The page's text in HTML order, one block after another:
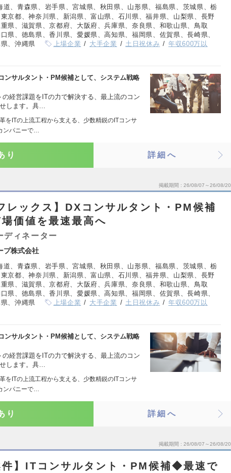
道、青森県、岩手県、宮城県、秋田県、山形県、福島県、茨城県、栃
京都、神奈川県、新潟県、富山県、石川県、福井県、山梨県、長野
県、滋賀県、京都府、大阪府、兵庫県、奈良県、和歌山県、鳥取
県、徳島県、香川県、愛媛県、高知県、福岡県、佐賀県、長崎県、
、沖縄県
上場企業 大手企業 土日祝休み
年収600万以
ンサルタント・PM候補として、システム戦略
経営課題をITの力で解決する、最上流のコン
します。具…
をITの上流工程から支える、少数精鋭のITコンサ
ンパニーで…
り 詳細へ
掲載期間 26/08/07～26/08/20
レックス】DXコンサルタント・PM候補
価値を最速最高へ
ディネーター
プ株式会社
道、青森県、岩手県、宮城県、秋田県、山形県、福島県、茨城県、栃
京都、神奈川県、新潟県、富山県、石川県、福井県、山梨県、長野
県、滋賀県、京都府、大阪府、兵庫県、奈良県、和歌山県、鳥取
県、徳島県、香川県、愛媛県、高知県、福岡県、佐賀県、長崎県、
、沖縄県
上場企業 大手企業 土日祝休み
年収600万以
ンサルタント・PM候補として、システム戦略
経営課題をITの力で解決する、最上流のコン
します。具…
をITの上流工程から支える、少数精鋭のITコンサ
ンパニーで…
り 詳細へ
掲載期間 26/08/07～26/08/20
件】ITコンサルタント・PM候補◆最速で